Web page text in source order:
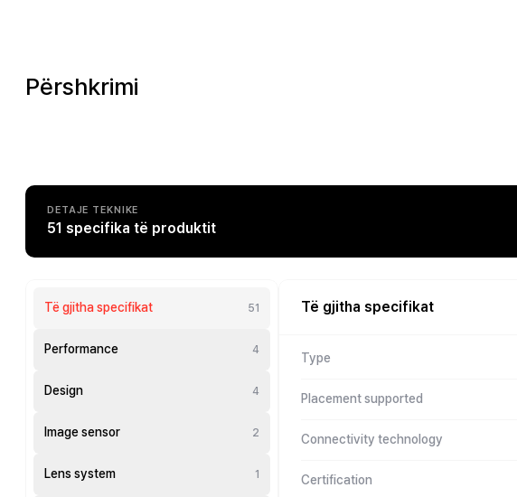
Përshkrimi
DETAJE TEKNIKE
51 specifika të produktit
Të gjitha specifikat 51
Performance 4
Design 4
Image sensor 2
Lens system 1
Të gjitha specifikat
Type
Placement supported
Connectivity technology
Certification